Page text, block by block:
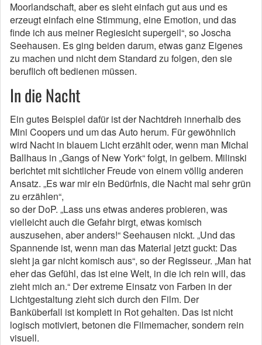
Moorlandschaft, aber es sieht einfach gut aus und es
erzeugt einfach eine Stimmung, eine Emotion, und das
finde ich aus meiner Regiesicht supergeil“, so Joscha
Seehausen. Es ging beiden darum, etwas ganz Eigenes
zu machen und nicht dem Standard zu folgen, den sie
beruflich oft bedienen müssen.
In die Nacht
Ein gutes Beispiel dafür ist der Nachtdreh innerhalb des
Mini Coopers und um das Auto herum. Für gewöhnlich
wird Nacht in blauem Licht erzählt oder, wenn man Michal
Ballhaus in „Gangs of New York“ folgt, in gelbem. Milinski
berichtet mit sichtlicher Freude von einem völlig anderen
Ansatz. „Es war mir ein Bedürfnis, die Nacht mal sehr grün
zu erzählen“,
so der DoP. „Lass uns etwas anderes probieren, was
vielleicht auch die Gefahr birgt, etwas komisch
auszusehen, aber anders!“ Seehausen nickt. „Und das
Spannende ist, wenn man das Material jetzt guckt: Das
sieht ja gar nicht komisch aus“, so der Regisseur. „Man hat
eher das Gefühl, das ist eine Welt, in die ich rein will, das
zieht mich an.“ Der extreme Einsatz von Farben in der
Lichtgestaltung zieht sich durch den Film. Der
Banküberfall ist komplett in Rot gehalten. Das ist nicht
logisch motiviert, betonen die Filmemacher, sondern rein
visuell.